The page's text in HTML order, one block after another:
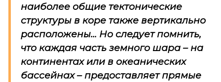
наиболее общие тектонические
структуры в коре также вертикально
расположены... Но следует помнить,
что каждая часть земного шара – на
континентах или в океанических
бассейнах – предоставляет прямые